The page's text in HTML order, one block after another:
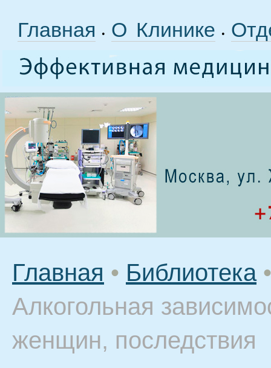
Главная • О Клинике •
Главная • Библиотека •
Алкогольная
женщин, последствия